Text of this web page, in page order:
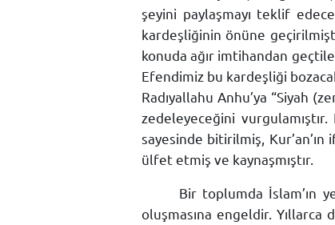
şeyini paylaşmayı teklif
kardeşliğinin önüne
konuda ağır imtihandan
Efendimiz bu kardeşliği
Radıyallahu Anhu’ya “Siyah
zedeleyeceğini
sayesinde bitirilmiş,
ülfet etmiş ve kaynaşmıştır.
Bir toplumda İslam’ın
oluşmasına engeldir. Yıllarca